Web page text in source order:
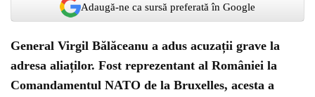
Adaugă-ne ca sursă preferată în Google
General Virgil Bălăceanu a adus acuzații grave la
adresa aliaților. Fost reprezentant al României la
Comandamentul NATO de la Bruxelles, acesta a